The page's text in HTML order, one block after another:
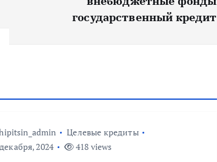
государственный кредит
Целевые кредиты
2024
418 views